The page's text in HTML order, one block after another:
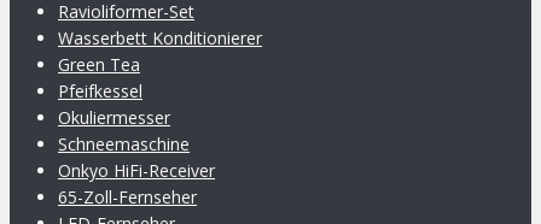
Ravioliformer-Set
Wasserbett Konditionierer
Green Tea
Pfeifkessel
Okuliermesser
Schneemaschine
Onkyo HiFi-​Recei­ver
65-Zoll-Fernseher